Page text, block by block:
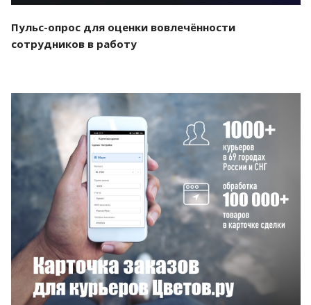
Пульс-опрос для оценки вовлечённости
сотрудников в работу
Смотреть проект